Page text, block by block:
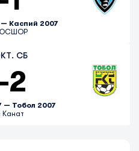
СБ
-2
— Тобол 2007
Каспий 2007